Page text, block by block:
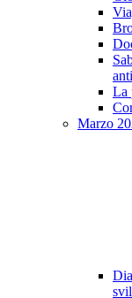
La
Marzo